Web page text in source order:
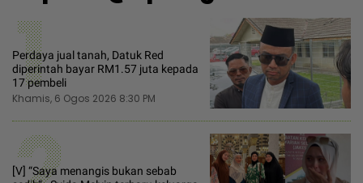
1
Perdaya jual tanah, Datuk Red
diperintah bayar RM1.57 juta kepada
17 pembeli
Khamis, 6 Ogos 2026 8:30 PM
[V] “Saya menangis bukan sebab